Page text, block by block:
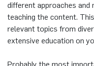
different approaches and
teaching the content.
relevant topics from
extensive education on